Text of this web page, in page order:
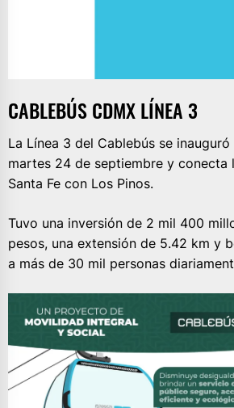
CABLEBÚS CDMX LÍNEA 3
La Línea 3 del Cablebús se inauguró
martes 24 de septiembre y conecta
Santa Fe con Los Pinos.
Tuvo una inversión de 2 mil 400
pesos, una extensión de 5.42 km y
a más de 30 mil personas